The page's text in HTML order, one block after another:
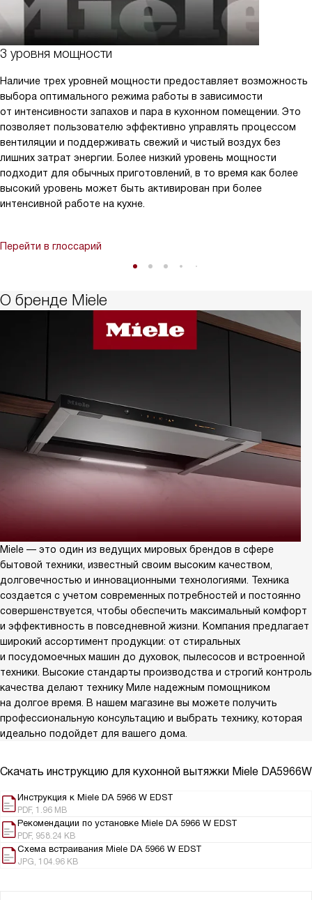
3 уровня мощности
Наличие трех уровней мощности предоставляет возможность
выбора оптимального режима работы в зависимости
от интенсивности запахов и пара в кухонном помещении. Это
позволяет пользователю эффективно управлять процессом
вентиляции и поддерживать свежий и чистый воздух без
лишних затрат энергии. Более низкий уровень мощности
подходит для обычных приготовлений, в то время как более
высокий уровень может быть активирован при более
интенсивной работе на кухне.
Перейти в глоссарий
О бренде Miele
Miele — это один из ведущих мировых брендов в сфере
бытовой техники, известный своим высоким качеством,
долговечностью и инновационными технологиями. Техника
создается с учетом современных потребностей и постоянно
совершенствуется, чтобы обеспечить максимальный комфорт
и эффективность в повседневной жизни. Компания предлагает
широкий ассортимент продукции: от стиральных
и посудомоечных машин до духовок, пылесосов и встроенной
техники. Высокие стандарты производства и строгий контроль
качества делают технику Миле надежным помощником
на долгое время. В нашем магазине вы можете получить
профессиональную консультацию и выбрать технику, которая
идеально подойдет для вашего дома.
Скачать инструкцию для кухонной вытяжки Miele DA5966W
Инструкция к Miele DA 5966 W EDST
PDF, 1.96 MB
Рекомендации по установке Miele DA 5966 W EDST
PDF, 958.24 KB
Схема встраивания Miele DA 5966 W EDST
JPG, 104.96 KB